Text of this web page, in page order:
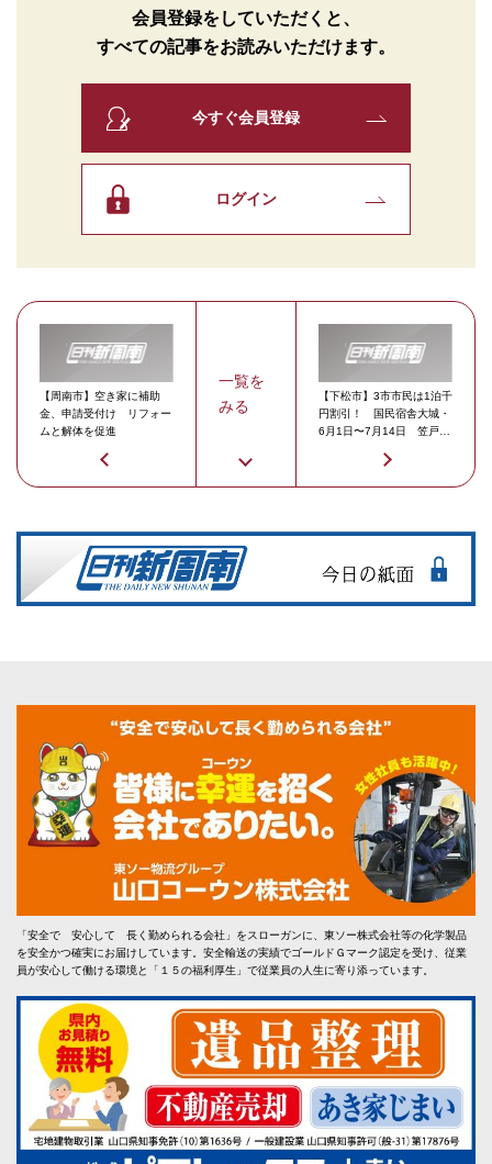
会員登録をしていただくと、
すべての記事をお読みいただけます。
今すぐ会員登録
ログイン
【周南市】空き家に補助
金、申請受付け リフォー
ムと解体を促進
一覧を
みる
【下松市】3市市民は1泊千
円割引！ 国民宿舎大城・
6月1日〜7月14日 笠戸島
「安全で 安心して 長く勤められる会社」をスローガンに、東ソー株式会社等の化学製品
を安全かつ確実にお届けしています。安全輸送の実績でゴールドＧマーク認定を受け、従業
員が安心して働ける環境と「１５の福利厚生」で従業員の人生に寄り添っています。